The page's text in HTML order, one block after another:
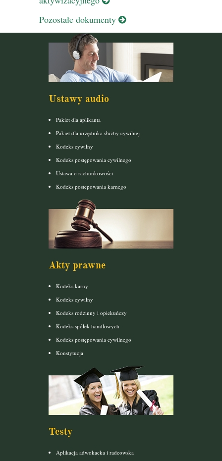
Pozostałe dokumenty
Ustawy audio
Pakiet dla aplikanta
Pakiet dla urzędnika służby cywilnej
Kodeks cywilny
Kodeks postępowania cywilnego
Ustawa o rachunkowości
Kodeks postepowania karnego
Akty prawne
Kodeks karny
Kodeks cywilny
Kodeks rodzinny i opiekuńczy
Kodeks spółek handlowych
Kodeks postępowania cywilnego
Konstytucja
Testy
Aplikacja adwokacka i radcowska